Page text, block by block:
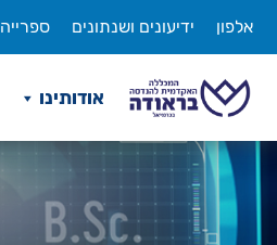
לתוכן
אלפון ידיעונים ושנתונים ספרייה
אודותינו